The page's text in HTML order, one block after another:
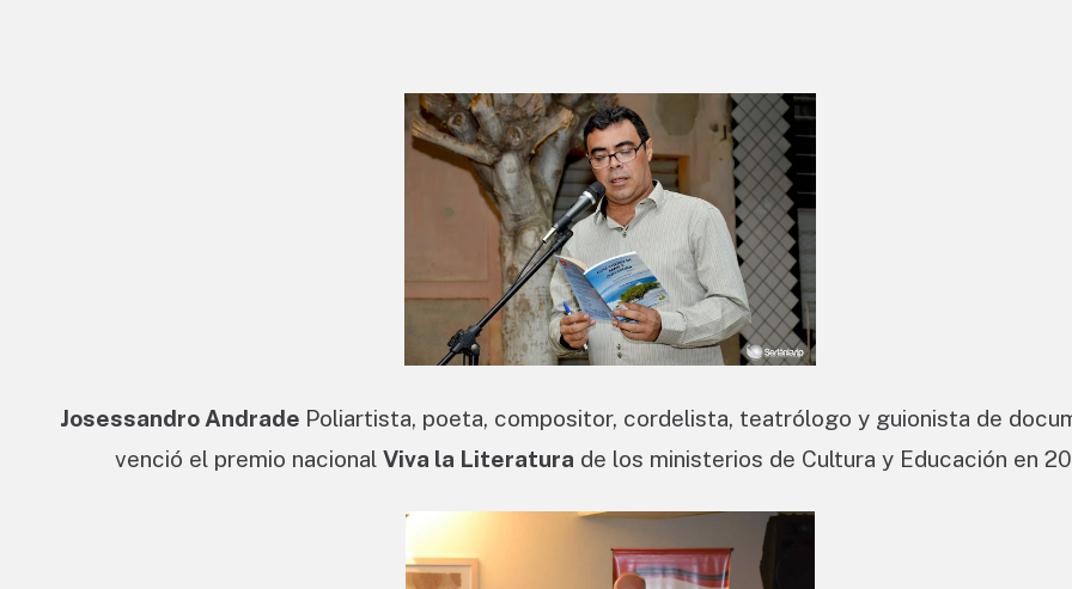
Josessandro Andrade Poliartista, poeta, compositor, cordelista, teatrólogo y guionista de
venció el premio nacional Viva la Literatura de los ministerios de Cultura y Educación en